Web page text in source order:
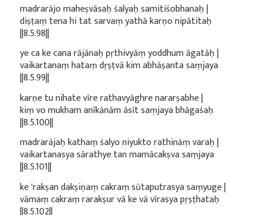
madrarājo maheṣvāsaḥ śalyaḥ samitiśobhanaḥ |
diṣṭaṃ tena hi tat sarvaṃ yathā karṇo nipātitaḥ
||8.5.98||
ye ca ke cana rājānaḥ pṛthivyāṃ yoddhum āgatāḥ |
vaikartanaṃ hataṃ dṛṣṭvā kim abhāṣanta saṃjaya
||8.5.99||
karṇe tu nihate vīre rathavyāghre nararṣabhe |
kiṃ vo mukham anīkānām āsīt saṃjaya bhāgaśaḥ
||8.5.100||
madrarājaḥ kathaṃ śalyo niyukto rathināṃ varaḥ |
vaikartanasya sārathye tan mamācakṣva saṃjaya
||8.5.101||
ke 'rakṣan dakṣiṇaṃ cakraṃ sūtaputrasya saṃyuge |
vāmaṃ cakraṃ rarakṣur vā ke vā vīrasya pṛṣṭhataḥ
||8.5.102||